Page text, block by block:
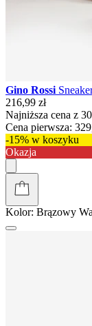
Gino Rossi
216,99 zł
Najniższa cena z
Cena pierwsza:
-15% w koszyku
Okazja
Kolor: Brązowy